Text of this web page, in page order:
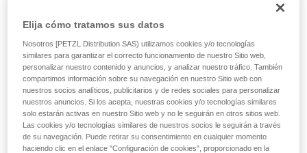
Elija cómo tratamos sus datos
Nosotros [PETZL Distribution SAS) utilizamos cookies y/o tecnologías
similares para garantizar el correcto funcionamiento de nuestro Sitio web,
personalizar nuestro contenido y anuncios, y analizar nuestro tráfico. También
compartimos información sobre su navegación en nuestro Sitio web con
nuestros socios analíticos, publicitarios y de redes sociales para personalizar
nuestros anuncios. Si los acepta, nuestras cookies y/o tecnologías similares
solo estarán activas en nuestro Sitio web y no le seguirán en otros sitios web.
Las cookies y/o tecnologías similares de nuestros socios le seguirán a través
de su navegación. Puede retirar su consentimiento en cualquier momento
haciendo clic en el enlace "Configuración de cookies", proporcionado en la